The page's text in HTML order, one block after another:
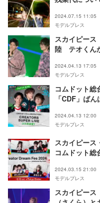
2024.07.15 11:05
モデルプレス
スカイピース
陸 テオくん
2024.04.13 17:05
モデルプレス
コムドット総
「CDF」ば
＜Creator
～＞
2024.04.13 12:00
モデルプレス
スカイピース
コムドット総
2024.03.15 21:00
モデルプレス
スカイピース